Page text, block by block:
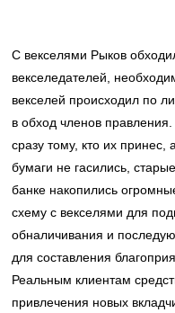
С векселями Рыков
векселедателей,
векселей происходил по
в обход членов
сразу тому, кто их принес,
бумаги не гасились,
банке накопились
схему с векселями для
обналичивания и
для составления
Реальным клиентам
привлечения новых